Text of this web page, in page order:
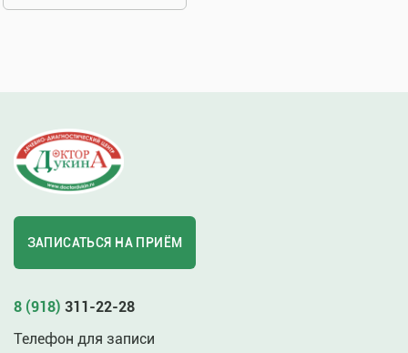
ЗАПИСАТЬСЯ НА ПРИЁМ
8 (918) 311-22-28
Телефон для записи